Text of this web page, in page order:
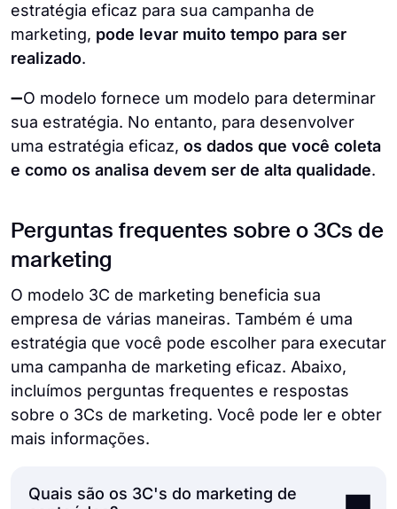
estratégia eficaz para sua campanha de
marketing, pode levar muito tempo para ser
realizado.
➖O modelo fornece um modelo para determinar
sua estratégia. No entanto, para desenvolver
uma estratégia eficaz, os dados que você coleta
e como os analisa devem ser de alta qualidade.
Perguntas frequentes sobre o 3Cs de
marketing
O modelo 3C de marketing beneficia sua
empresa de várias maneiras. Também é uma
estratégia que você pode escolher para executar
uma campanha de marketing eficaz. Abaixo,
incluímos perguntas frequentes e respostas
sobre o 3Cs de marketing. Você pode ler e obter
mais informações.
Quais são os 3C's do marketing de